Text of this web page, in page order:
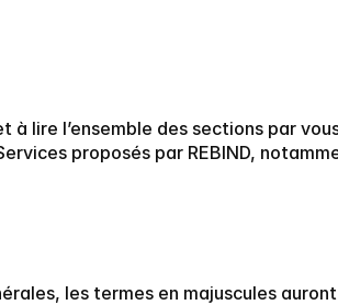
lire l’ensemble des sections par
proposés par REBIND,
les termes en majuscules